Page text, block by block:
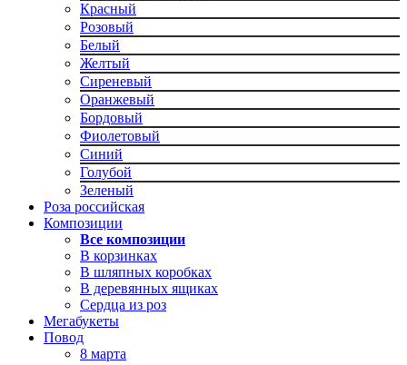
Красный
Розовый
Белый
Желтый
Сиреневый
Оранжевый
Бордовый
Фиолетовый
Синий
Голубой
Зеленый
Роза российская
Композиции
Все композиции
В корзинках
В шляпных коробках
В деревянных ящиках
Сердца из роз
Мегабукеты
Повод
8 марта